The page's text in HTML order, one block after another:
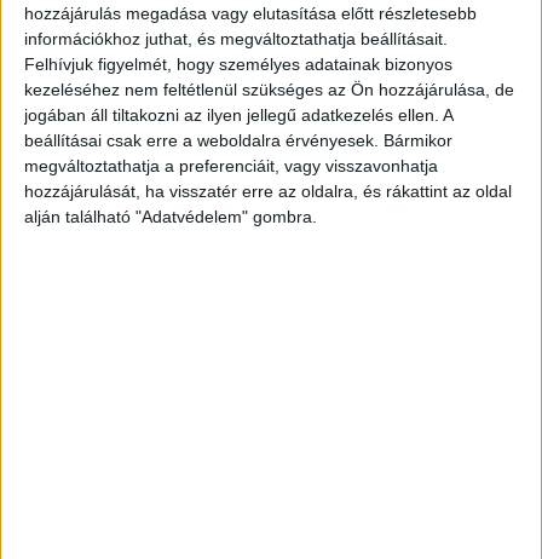
hozzájárulás megadása vagy elutasítása előtt részletesebb
információkhoz juthat, és megváltoztathatja beállításait.
Felhívjuk figyelmét, hogy személyes adatainak bizonyos
kezeléséhez nem feltétlenül szükséges az Ön hozzájárulása, de
jogában áll tiltakozni az ilyen jellegű adatkezelés ellen. A
beállításai csak erre a weboldalra érvényesek. Bármikor
megváltoztathatja a preferenciáit, vagy visszavonhatja
hozzájárulását, ha visszatér erre az oldalra, és rákattint az oldal
alján található "Adatvédelem" gombra.
Tegnap a haverom áthívott hogy segítsek neki
kocsit szerelni a garázsba.
Mikor épp kész lettünk, eleredt az eső. Azt